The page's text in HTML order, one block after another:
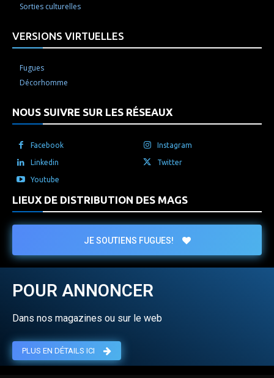
Sorties culturelles
VERSIONS VIRTUELLES
Fugues
Décorhomme
NOUS SUIVRE SUR LES RÉSEAUX
Facebook Instagram
Linkedin Twitter
Youtube
LIEUX DE DISTRIBUTION DES MAGS
JE SOUTIENS FUGUES!
POUR ANNONCER
Dans nos magazines ou sur le web
PLUS EN DÉTAILS ICI